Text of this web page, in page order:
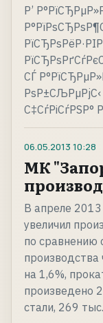
Р’
СЃ
РѕР±СЉРµРјС‹
С‡СѓРіСѓРЅР°
06.05.2013 10:28
МК
В апреле
увеличил
по сравнению
производства
на 1,6%,
произведено
стали, 269